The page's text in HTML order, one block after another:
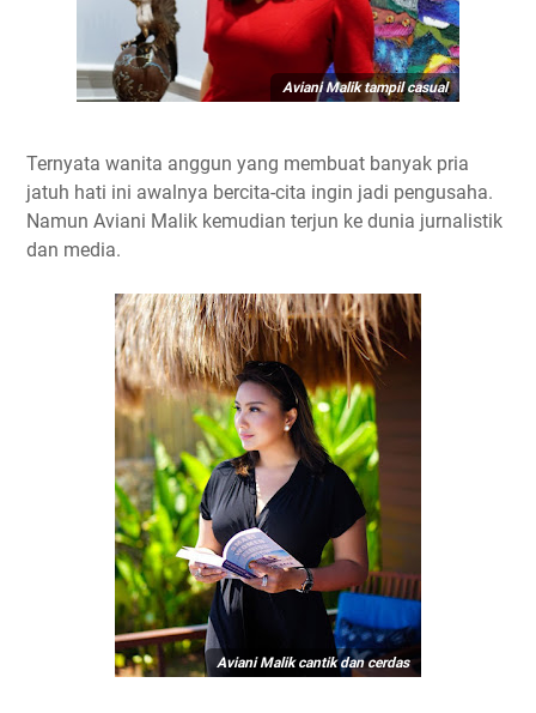
Aviani Malik tampil casual
Ternyata wanita anggun yang membuat banyak pria
jatuh hati ini awalnya bercita-cita ingin jadi pengusaha.
Namun Aviani Malik kemudian terjun ke dunia jurnalistik
dan media.
Aviani Malik cantik dan cerdas